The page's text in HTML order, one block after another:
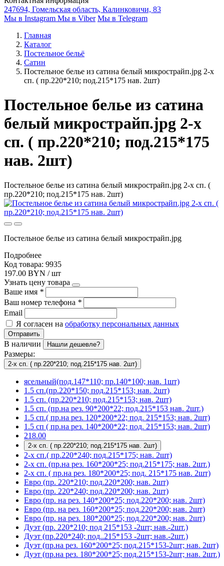
247694, Гомельская область, Калинковичи, 83
Мы в Instagram Мы в Viber Мы в Telegram
Главная
Каталог
Постельное бельё
Сатин
Постельное белье из сатина белый микрострайп.jpg 2-х
сп. ( пр.220*210; под.215*175 нав. 2шт)
Постельное белье из сатина
белый микрострайп.jpg 2-х
сп. ( пр.220*210; под.215*175
нав. 2шт)
Постельное белье из сатина белый микрострайп.jpg 2-х сп. (
пр.220*210; под.215*175 нав. 2шт)
Постельное белье из сатина белый микрострайп.jpg
Подробнее
Код товара: 9935
197.00 BYN / шт
Узнать цену товара
Ваше имя *
Ваш номер телефона *
Email
Я согласен на обработку персональных данных
Отправить
В наличии Нашли дешевле?
Размеры:
2-х сп. ( пр.220*210; под.215*175 нав. 2шт)
ясельный(под.147*110; пр.140*100; нав. 1шт)
1.5 сп.(пр.220*150; под.215*153; нав. 2шт)
1.5 сп. (пр.220*210; под.215*153; нав. 2шт)
1.5 сп. (пр.на рез. 90*200*22; под.215*153 нав. 2шт.)
1.5 сп.( пр.на рез. 120*200*22; под. 215*153; нав. 2шт)
1.5 сп ( пр.на рез. 140*200*22; под. 215*153; нав. 2шт)
218.00
2-х сп. ( пр.220*210; под.215*175 нав. 2шт)
2-х сп.( пр.220*240; под.215*175; нав. 2шт)
2-х сп. (пр.на рез. 160*200*25; под.215*175; нав. 2шт.)
2-х сп. ( пр.на рез. 180*200*25; под. 215*175 нав. 2шт)
Евро (пр. 220*210; под.220*200; нав. 2шт)
Евро (пр. 220*240; под.220*200; нав. 2шт)
Евро (пр. на рез. 140*200*25; под.220*200; нав. 2шт)
Евро (пр. на рез. 160*200*25; под.220*200; нав. 2шт)
Евро (пр. на рез. 180*200*25; под.220*200; нав. 2шт)
Дуэт (пр. 220*210; под 215*153 -2шт; нав.-2шт.)
Дуэт (пр.220*240; под..215*153 -2шт; нав.-2шт.)
Дуэт (пр.на рез. 160*200*25; под.215*153-2шт; нав. 2шт)
Дуэт (пр.на рез. 180*200*25; под.215*153-2шт; нав. 2шт.)